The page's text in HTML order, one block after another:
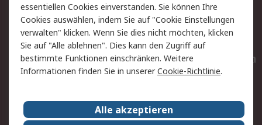
AGB
Datenschutz
Cookie-Richtlinie
Zahlungsbedingungen
Copyright/Impressum
Entsorgung
Elektrogeräte/Batterien
RS weltweit
essentiellen Cookies einverstanden. Sie können Ihre
Cookies auswählen, indem Sie auf "Cookie Einstellungen
verwalten" klicken. Wenn Sie dies nicht möchten, klicken
Sie auf "Alle ablehnen". Dies kann den Zugriff auf
bestimmte Funktionen einschränken. Weitere
Informationen finden Sie in unsererCookie-Richtlinie.
Alle akzeptieren